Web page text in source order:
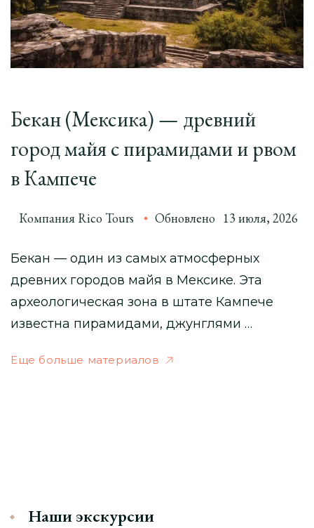
Бекан (Мексика) — древний
город майя с пирамидами и рвом
в Кампече
Компания Rico Tours Обновлено 13 июля, 2026
Бекан — один из самых атмосферных
древних городов майя в Мексике. Эта
археологическая зона в штате Кампече
известна пирамидами, джунглями …
Еще больше материалов
Наши экскурсии